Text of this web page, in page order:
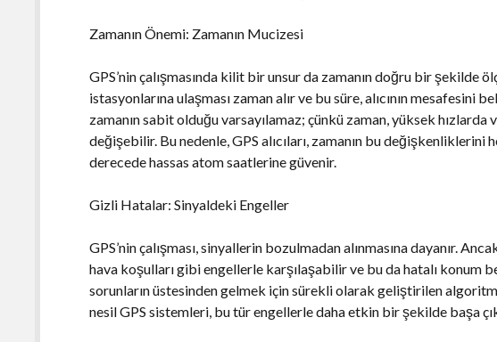
Zamanın Önemi: Zamanın Mucizesi
GPS’nin çalışmasında kilit bir unsur da zamanın doğru bir şekilde
istasyonlarına ulaşması zaman alır ve bu süre, alıcının mesafesini
zamanın sabit olduğu varsayılamaz; çünkü zaman, yüksek
değişebilir. Bu nedenle, GPS alıcıları, zamanın bu değişkenliklerini
derecede hassas atom saatlerine güvenir.
Gizli Hatalar: Sinyaldeki Engeller
GPS’nin çalışması, sinyallerin bozulmadan alınmasına dayanır.
hava koşulları gibi engellerle karşılaşabilir ve bu da hatalı konum
sorunların üstesinden gelmek için sürekli olarak geliştirilen
nesil GPS sistemleri, bu tür engellerle daha etkin bir şekilde başa